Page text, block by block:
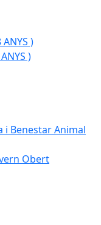
)
)
i Benestar Animal
Obert